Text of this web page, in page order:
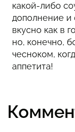
какой-либо
дополнение и
вкусно как в
но, конечно,
чесноком,
аппетита!